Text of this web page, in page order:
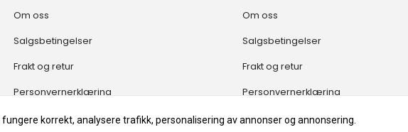
Om oss
Salgsbetingelser
Frakt og retur
Personvernerklæring
Om oss
Salgsbetingelser
Frakt og retur
Personvernerklæring
korrekt, analysere trafikk, personalisering av annonser og annonsering.